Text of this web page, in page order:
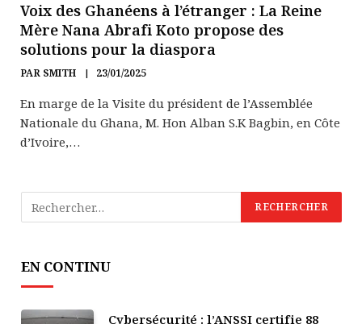
Voix des Ghanéens à l’étranger : La Reine
Mère Nana Abrafi Koto propose des
solutions pour la diaspora
PAR SMITH 23/01/2025
En marge de la Visite du président de l’Assemblée
Nationale du Ghana, M. Hon Alban S.K Bagbin, en Côte
d’Ivoire,…
EN CONTINU
Cybersécurité : l’ANSSI certifie 88